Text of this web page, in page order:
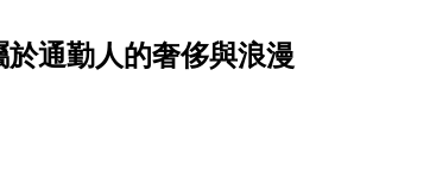
通勤人的奢侈與浪漫